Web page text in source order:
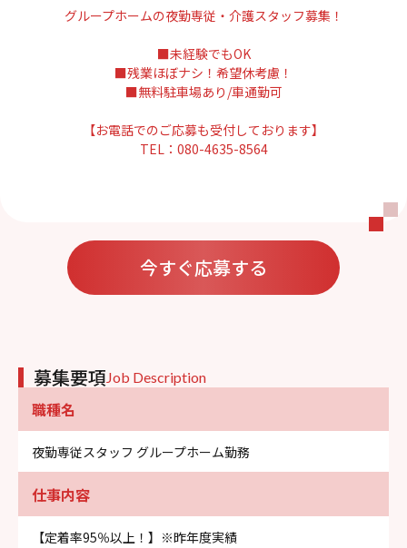
グループホームの夜勤専従・介護スタッフ募集！
■未経験でもOK
■残業ほぼナシ！希望休考慮！
■無料駐車場あり/車通勤可
【お電話でのご応募も受付しております】
TEL：080-4635-8564
今すぐ応募する
募集要項Job Description
職種名
夜勤専従スタッフ グループホーム勤務
仕事内容
【定着率95％以上！】※昨年度実績